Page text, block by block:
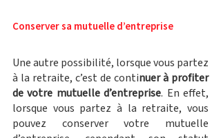
Conserver sa mutuelle d’entreprise
Une autre possibilité, lorsque vous partez
à la retraite, c’est de continuer à profiter
de votre mutuelle d’entreprise. En effet,
lorsque vous partez à la retraite, vous
pouvez conserver votre mutuelle